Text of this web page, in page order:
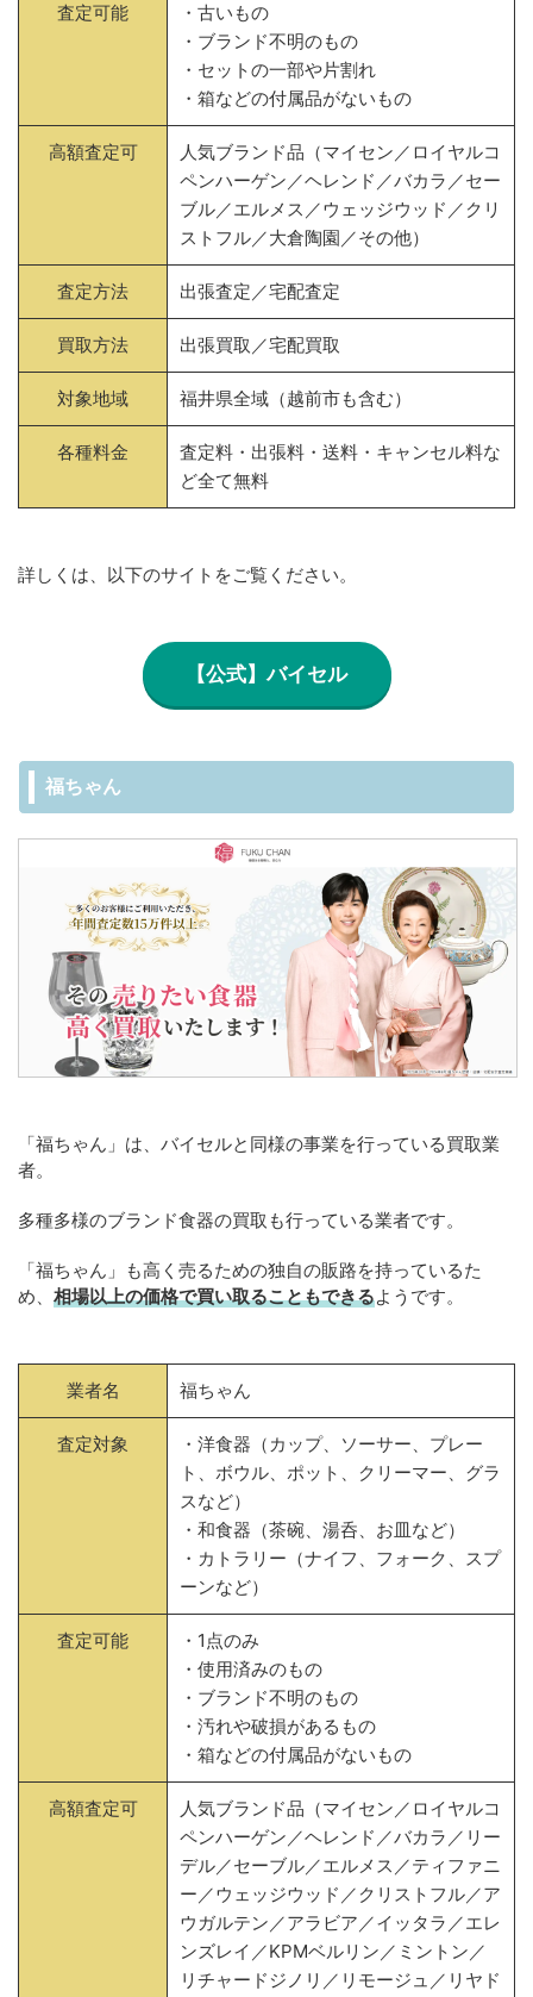
査定可能
・古いもの
・ブランド不明のもの
・セットの一部や片割れ
・箱などの付属品がないもの
高額査定可
人気ブランド品（マイセン／ロイヤルコ
ペンハーゲン／ヘレンド／バカラ／セー
ブル／エルメス／ウェッジウッド／クリ
ストフル／大倉陶園／その他）
査定方法 出張査定／宅配査定
買取方法 出張買取／宅配買取
対象地域 福井県全域（越前市も含む）
各種料金
査定料・出張料・送料・キャンセル料な
ど全て無料
詳しくは、以下のサイトをご覧ください。
【公式】バイセル
福ちゃん
「福ちゃん」は、バイセルと同様の事業を行っている買取業
者。
多種多様のブランド食器の買取も行っている業者です。
「福ちゃん」も高く売るための独自の販路を持っているた
め、 相場以上の価格で買い取ることもできるようです。
業者名 福ちゃん
査定対象
・洋食器（カップ、ソーサー、プレー
ト、ボウル、ポット、クリーマー、グラ
スなど）
・和食器（茶碗、湯呑、お皿など）
・カトラリー（ナイフ、フォーク、スプ
ーンなど）
査定可能
・1点のみ
・使用済みのもの
・ブランド不明のもの
・汚れや破損があるもの
・箱などの付属品がないもの
高額査定可
人気ブランド品（マイセン／ロイヤルコ
ペンハーゲン／ヘレンド／バカラ／リー
デル／セーブル／エルメス／ティファニ
ー／ウェッジウッド／クリストフル／ア
ウガルテン／アラビア／イッタラ／エレ
ンズレイ／KPMベルリン／ミントン／
リチャードジノリ／リモージュ／リヤド